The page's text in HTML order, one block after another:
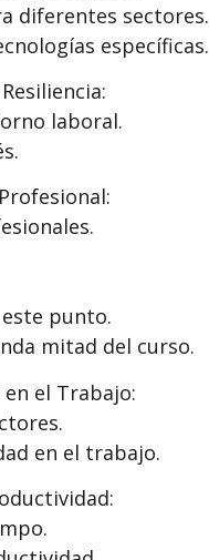
diferentes sectores.
específicas.
laboral.
punto.
mitad del curso.
el Trabajo:
en el trabajo.